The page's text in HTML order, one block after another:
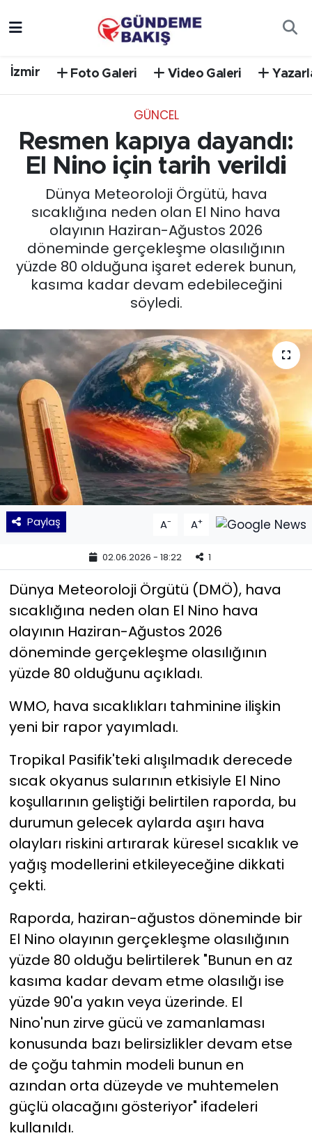
İzmir Foto Galeri Video Galeri
GÜNCEL
Resmen kapıya dayandı:
El Nino için tarih verildi
Dünya Meteoroloji Örgütü, hava
sıcaklığına neden olan El Nino hava
olayının Haziran-Ağustos 2026
döneminde gerçekleşme olasılığının
yüzde 80 olduğuna işaret ederek bunun,
kasıma kadar devam edebileceğini
söyledi.
Paylaş A- A+
02.06.2026 - 18:22 1
Dünya Meteoroloji Örgütü (DMÖ), hava
sıcaklığına neden olan El Nino hava
olayının Haziran-Ağustos 2026
döneminde gerçekleşme olasılığının
yüzde 80 olduğunu açıkladı.
WMO, hava sıcaklıkları tahminine ilişkin
yeni bir rapor yayımladı.
Tropikal Pasifik'teki alışılmadık derecede
sıcak okyanus sularının etkisiyle El Nino
koşullarının geliştiği belirtilen raporda, bu
durumun gelecek aylarda aşırı hava
olayları riskini artırarak küresel sıcaklık ve
yağış modellerini etkileyeceğine dikkati
çekti.
Raporda, haziran-ağustos döneminde bir
El Nino olayının gerçekleşme olasılığının
yüzde 80 olduğu belirtilerek "Bunun en az
kasıma kadar devam etme olasılığı ise
yüzde 90'a yakın veya üzerinde. El
Nino'nun zirve gücü ve zamanlaması
konusunda bazı belirsizlikler devam etse
de çoğu tahmin modeli bunun en
azından orta düzeyde ve muhtemelen
güçlü olacağını gösteriyor" ifadeleri
kullanıldı.
EGE
EĞİTİM
EKONOMİ
English News
KÜLTÜR SANAT
MAGAZİN
POLİTİKA
SAĞLIK
Siyaset
SPOR
TEKNOLOJİ
Yaşam
YEREL POLİTİKA
YEREL YÖNETİMLER
Süper Lig Puan Durumu ve Fikstür
Tüm Manşetler
Son Dakika Haberleri
Haber Arşivi